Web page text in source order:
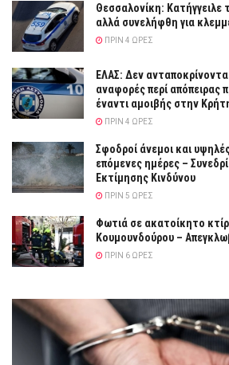
Θεσσαλονίκη: Κατήγγειλε
αλλά συνελήφθη για
ΠΡΙΝ 4 ΏΡΕΣ
ΕΛΑΣ: Δεν
αναφορές περί απόπειρας
έναντι αμοιβής στην
ΠΡΙΝ 4 ΏΡΕΣ
Σφοδροί άνεμοι και
επόμενες ημέρες –
Εκτίμησης Κινδύνου
ΠΡΙΝ 5 ΏΡΕΣ
Φωτιά σε ακατοίκητο
Κουμουνδούρου –
ΠΡΙΝ 6 ΏΡΕΣ